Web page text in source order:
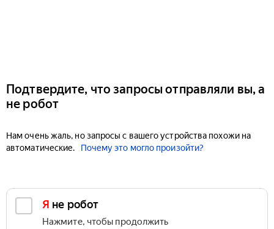
Подтвердите, что запросы отправляли вы, а
не робот
Нам очень жаль, но запросы с вашего устройства похожи на
автоматические.
Почему это могло произойти?
Я не робот
Нажмите, чтобы продолжить